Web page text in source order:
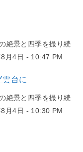
絶景と四季を撮り続
月4日 - 10:47 PM
雲台に
絶景と四季を撮り続
月4日 - 10:30 PM